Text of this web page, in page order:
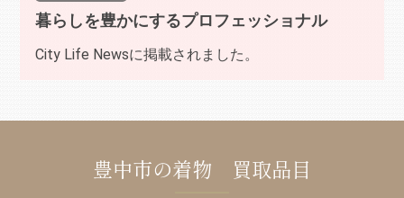
暮らしを豊かにするプロフェッショナル
City Life Newsに掲載されました。
豊中市の着物 買取品目